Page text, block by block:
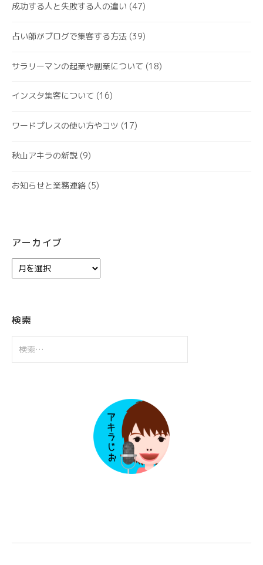
成功する人と失敗する人の違い (47)
占い師がブログで集客する方法 (39)
サラリーマンの起業や副業について (18)
インスタ集客について (16)
ワードプレスの使い方やコツ (17)
秋山アキラの新説 (9)
お知らせと業務連絡 (5)
アーカイブ
ー
ブ
検索
索: